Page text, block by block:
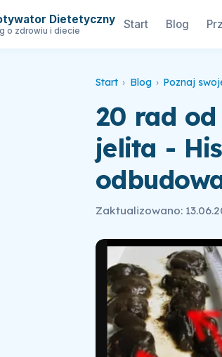
Dietetyczny
o zdrowiu i diecie Start Blog
Start › Blog › Poznaj
20 rad
jelita -
Zaktualizowano: